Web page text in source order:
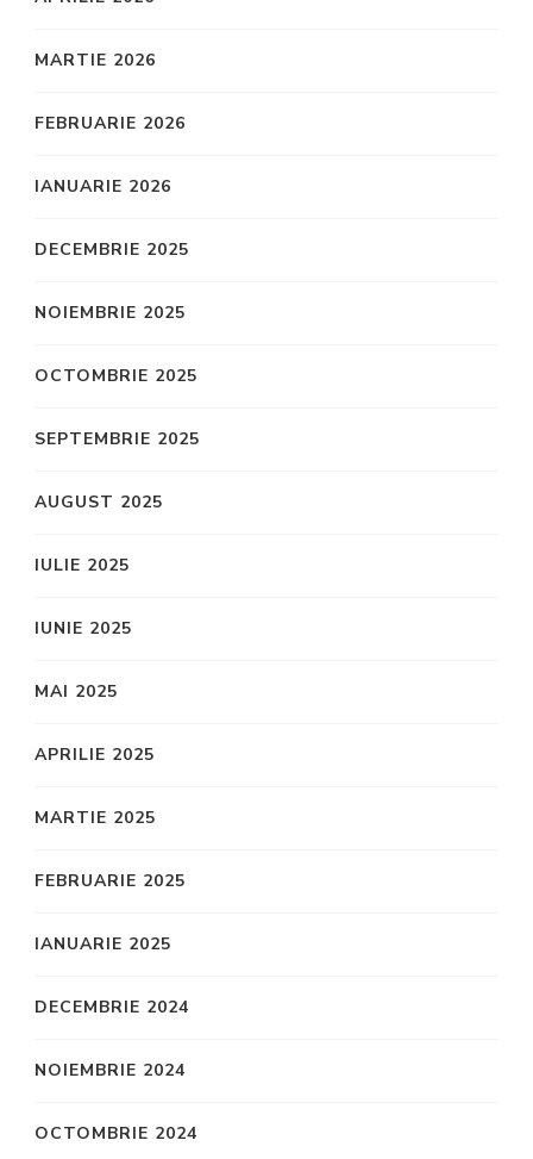
MARTIE 2026
FEBRUARIE 2026
IANUARIE 2026
DECEMBRIE 2025
NOIEMBRIE 2025
OCTOMBRIE 2025
SEPTEMBRIE 2025
AUGUST 2025
IULIE 2025
IUNIE 2025
MAI 2025
APRILIE 2025
MARTIE 2025
FEBRUARIE 2025
IANUARIE 2025
DECEMBRIE 2024
NOIEMBRIE 2024
OCTOMBRIE 2024